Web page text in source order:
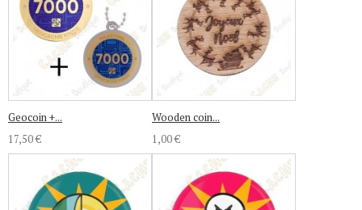
Geocoin +...
17,50 €
Wooden coin...
1,00 €